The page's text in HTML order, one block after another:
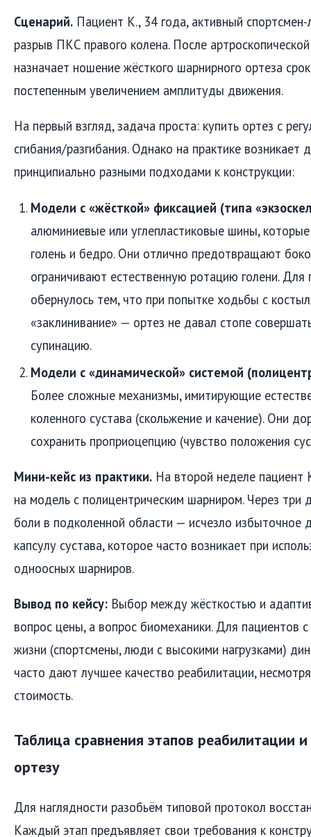
Сценарий. Пациент К., 34 года, активный
разрыв ПКС правого колена. После артроскопической
назначает ношение жёсткого шарнирного ортеза
постепенным увеличением амплитуды движения.
На первый взгляд, задача проста: купить ортез с
сгибания/разгибания. Однако на практике
принципиально разными подходами к конструкции:
Модели с «жёсткой» фиксацией (типа
алюминиевые или углепластиковые шины,
голень и бедро. Они отлично предотвращают
ограничивают естественную ротацию голени. Для
обернулось тем, что при попытке ходьбы с
«заклинивание» — ортез не давал стопе
супинацию.
Модели с «динамической» системой
Более сложные механизмы, имитирующие
коленного сустава (скольжение и качение). Они
сохранить проприоцепцию (чувство положения
Мини-кейс из практики. На второй неделе пациент
на модель с полицентрическим шарниром. Через три
боли в подколенной области — исчезло избыточное
капсулу сустава, которое часто возникает при
одноосных шарниров.
Вывод по кейсу: Выбор между жёсткостью и
вопрос цены, а вопрос биомеханики. Для пациентов
жизни (спортсмены, люди с высокими нагрузками)
часто дают лучшее качество реабилитации,
стоимость.
Таблица сравнения этапов реабилитации
ортезу
Для наглядности разобьём типовой протокол
Каждый этап предъявляет свои требования к